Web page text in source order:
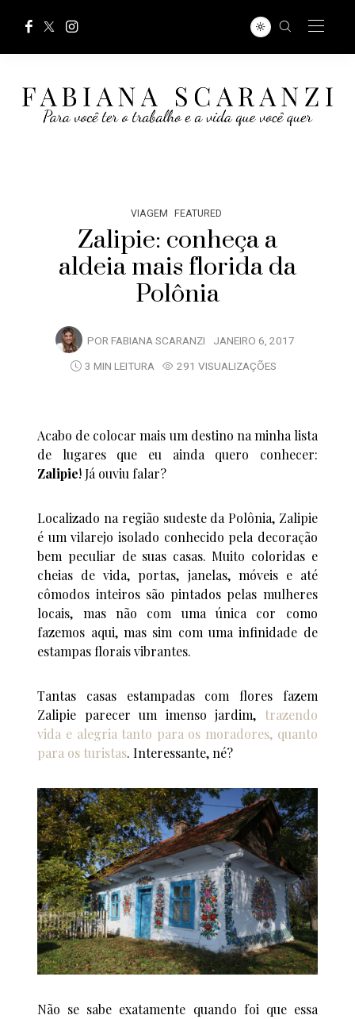
VIAGEM FEATURED
Zalipie: conheça a
aldeia mais florida da
Polônia
POR FABIANA SCARANZI JANEIRO 6, 2017
3 MIN LEITURA
291 VISUALIZAÇÕES
Acabo de colocar mais um destino na minha lista
de lugares que eu ainda quero conhecer:
Zalipie! Já ouviu falar?
Localizado na região sudeste da Polônia, Zalipie
é um vilarejo isolado conhecido pela decoração
bem peculiar de suas casas. Muito coloridas e
cheias de vida, portas, janelas, móveis e até
cômodos inteiros são pintados pelas mulheres
locais, mas não com uma única cor como
fazemos aqui, mas sim com uma infinidade de
estampas florais vibrantes.
Tantas casas estampadas com flores fazem
Zalipie parecer um imenso jardim, trazendo
vida e alegria tanto para os moradores, quanto
para os turistas. Interessante, né?
Não se sabe exatamente quando foi que essa